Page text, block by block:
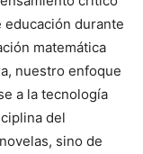
educación durante
matemática
nuestro enfoque
a la tecnología
del
sino de